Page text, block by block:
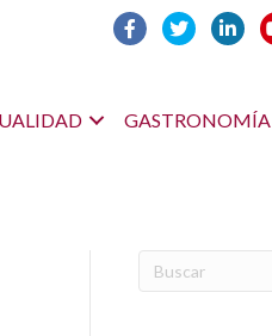
GASTRONOMÍA